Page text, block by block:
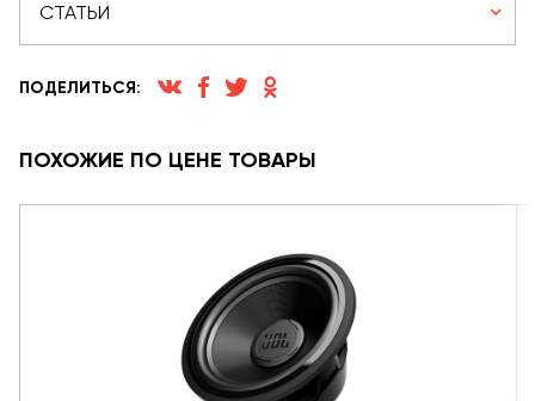
СТАТЬИ
ПОДЕЛИТЬСЯ:
ПОХОЖИЕ ПО ЦЕНЕ ТОВАРЫ